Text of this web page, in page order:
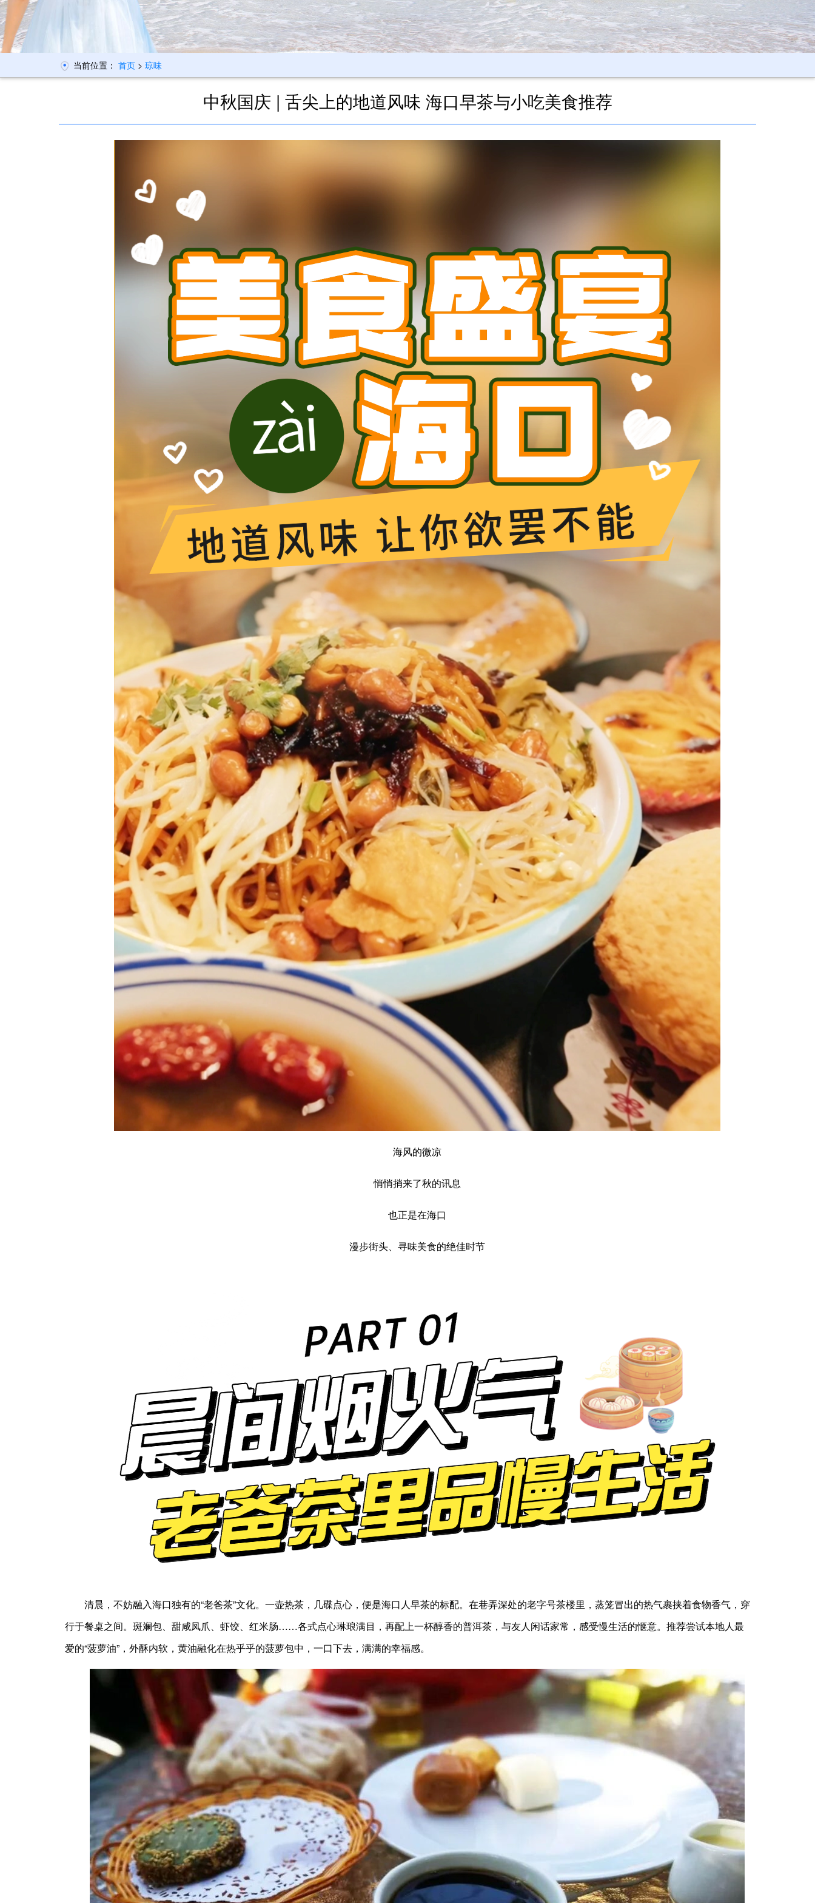
当前位置： 首页 > 琼味
中秋国庆 | 舌尖上的地道风味 海口早茶与小吃美食推荐
海风的微凉
悄悄捎来了秋的讯息
也正是在海口
漫步街头、寻味美食的绝佳时节
清晨，不妨融入海口独有的“老爸茶”文化。一壶热茶，几碟点心，便是海口人早茶的标配。在巷弄深处的老字号茶楼里，蒸笼冒出的热气裹挟着食物香气，穿
行于餐桌之间。斑斓包、甜咸凤爪、虾饺、红米肠……各式点心琳琅满目，再配上一杯醇香的普洱茶，与友人闲话家常，感受慢生活的惬意。推荐尝试本地人最
爱的“菠萝油”，外酥内软，黄油融化在热乎乎的菠萝包中，一口下去，满满的幸福感。